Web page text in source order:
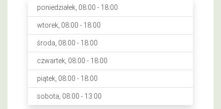
poniedziałek, 08:00 - 18:00
wtorek, 08:00 - 18:00
środa, 08:00 - 18:00
czwartek, 08:00 - 18:00
piątek, 08:00 - 18:00
sobota, 08:00 - 13:00